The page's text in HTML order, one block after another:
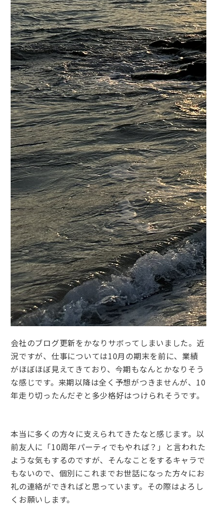
会社のブログ更新をかなりサボってしまいました。近
況ですが、仕事については10月の期末を前に、業績
がほぼほぼ見えてきており、今期もなんとかなりそう
な感じです。来期以降は全く予想がつきませんが、10
年走り切ったんだぞと多少格好はつけられそうです。
本当に多くの方々に支えられてきたなと感じます。以
前友人に「10周年パーティでもやれば？」と言われた
ような気もするのですが、そんなことをするキャラで
もないので、個別にこれまでお世話になった方々にお
礼の連絡ができればと思っています。その際はよろし
くお願いします。